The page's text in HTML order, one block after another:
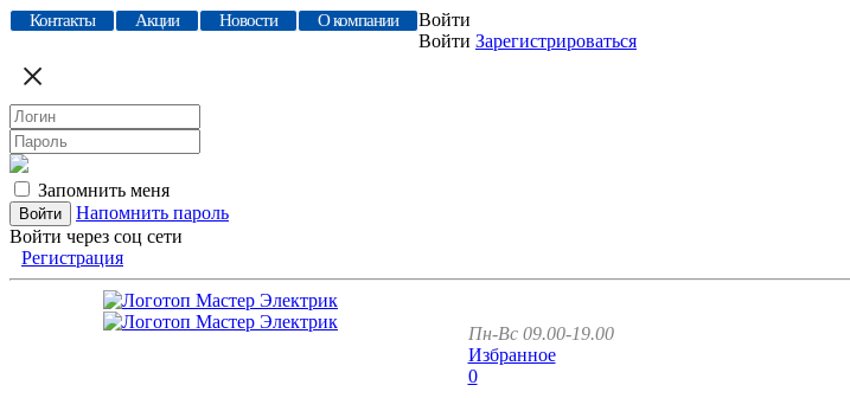
Контакты Акции Новости О компании
Войти
Войти Зарегистрироваться
Запомнить меня
Напомнить пароль
Войти через соц сети
Регистрация
Пн-Вс 09.00-19.00
Избранное
0